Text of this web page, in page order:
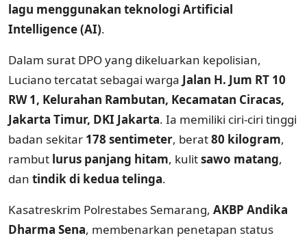
lagu menggunakan teknologi Artificial
Intelligence (AI).
Dalam surat DPO yang dikeluarkan kepolisian,
Luciano tercatat sebagai warga Jalan H. Jum RT 10
RW 1, Kelurahan Rambutan, Kecamatan Ciracas,
Jakarta Timur, DKI Jakarta. Ia memiliki ciri-ciri tinggi
badan sekitar 178 sentimeter, berat80 kilogram,
rambut lurus panjang hitam, kulitsawo matang,
dan tindik di kedua telinga.
Kasatreskrim Polrestabes Semarang, AKBP Andika
Dharma Sena, membenarkan penetapan status